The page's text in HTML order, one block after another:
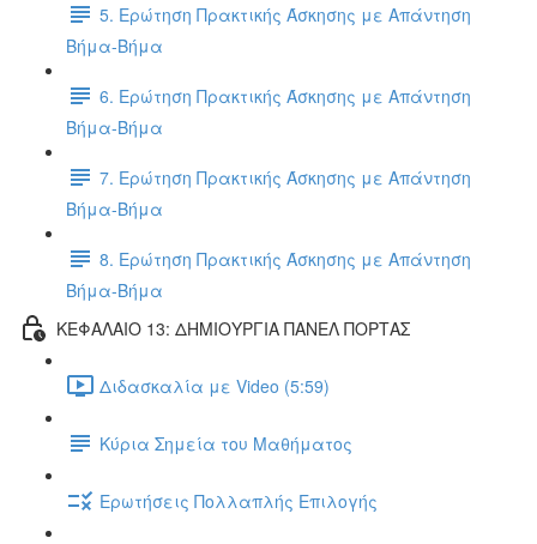
5. Ερώτηση Πρακτικής Άσκησης με Απάντηση
Βήμα-Βήμα
6. Ερώτηση Πρακτικής Άσκησης με Απάντηση
Βήμα-Βήμα
7. Ερώτηση Πρακτικής Άσκησης με Απάντηση
Βήμα-Βήμα
8. Ερώτηση Πρακτικής Άσκησης με Απάντηση
Βήμα-Βήμα
ΚΕΦΑΛΑΙΟ 13: ΔΗΜΙΟΥΡΓΙΑ ΠΑΝΕΛ ΠΟΡΤΑΣ
Διδασκαλία με Video (5:59)
Κύρια Σημεία του Μαθήματος
Ερωτήσεις Πολλαπλής Επιλογής